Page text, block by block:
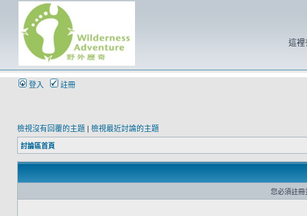
這裡
登入 註冊
檢視沒有回覆的主題 | 檢視最近討論的主題
討論區首頁
您必須註冊